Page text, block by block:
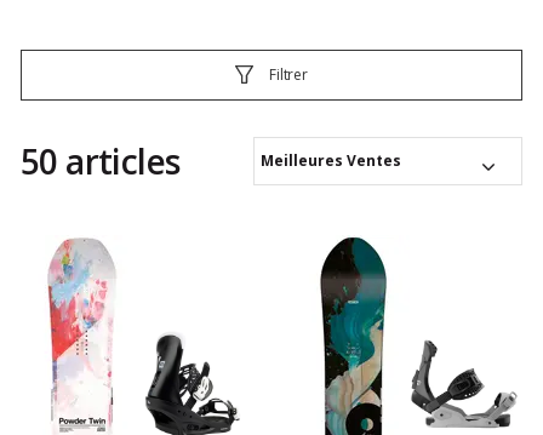
conduite précise, intuitive pour attaquer les
moindres aspérités de la montagne.L'Horrorscope
est une vrai référence dont toute la team Capita
Stevens est aussi une board emblématique de la
marque avec son caractère pêchu pour des heures
Slush Slasher offre des shapes tout droit sorti du
Surf pour cruiser en montagne et enquiller des
lignes parfaites en poudreuse.Adeptes de fun et de
shred optez pour les boards Capita, elles ne vous
feront jamais défaut.
Filtrer
50 articles Meilleures Ventes